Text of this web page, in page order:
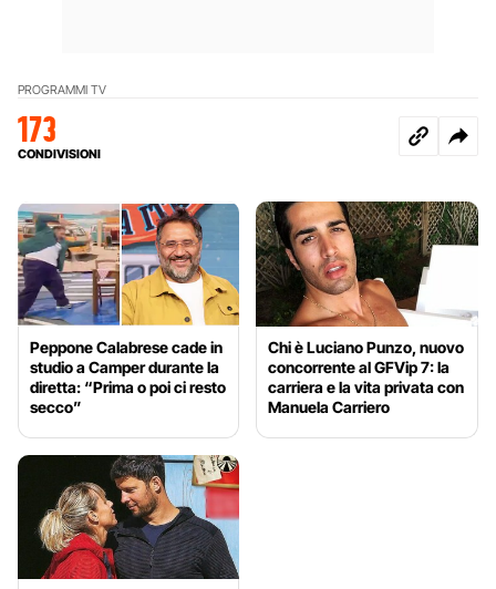
PROGRAMMI TV
173
CONDIVISIONI
Peppone Calabrese cade in
studio a Camper durante la
diretta: “Prima o poi ci resto
secco”
Chi è Luciano Punzo, nuovo
concorrente al GFVip 7: la
carriera e la vita privata con
Manuela Carriero